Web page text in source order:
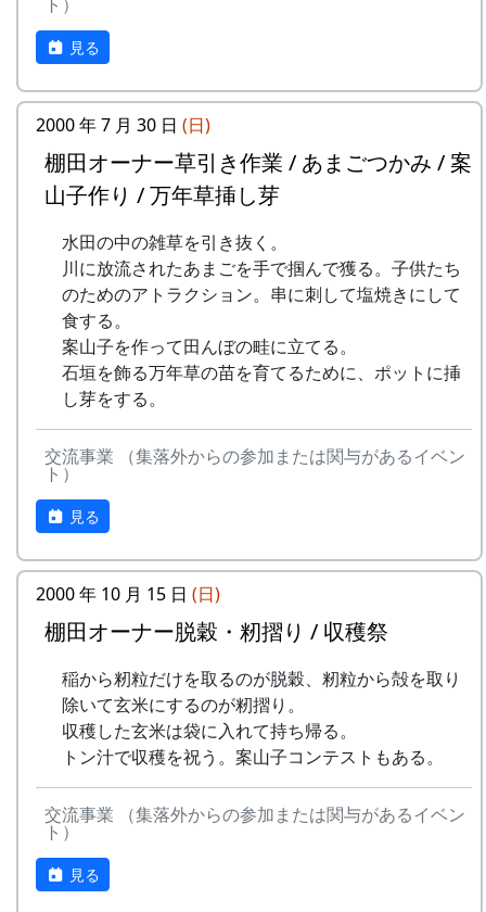
リは特においしいと評判です。
田すき、田ごしらえ、水管理、病害虫対策(3
地元農家で担当します。
実りの時期には、かかしを立てることができ
ます。
多可町の宿泊施設を安く利用できます。
多可町の特産品がもらえます(1万円相当)。
地元の新鮮な野菜を購入できます。
田植え、稲刈り時のイベントに参加できま
す。
村の秋祭りに参加して、御神酒を飲み、「ひ
きやま」を引くことができます。
岩座神棚田オーナーの義務
米づくりが始まる4月末までに会費を支払っ
ていただきます。
みずから田んぼに入って米をつくること。
自然とまじめにつきあうこと(天災などで不
岩座神の住人や他のオーナーと積極的にコミ
ュニケーションを取ること。
平成27年度棚田オーナー (2015-04-12 11:26:16)
岩座神棚田オーナーの特典
一から十までプロの指導を受け、減農薬栽培
の米づくりを体験できます。
収穫した米を全部お持ち帰りいただけます。
(100平方メートルの収穫収量は玄米で約30キ
ロです。) 清流の里、岩座神地区のコシヒカ
リは特においしいと評判です。
田すき、田ごしらえ、水管理、病害虫対策(3
回程度)、施肥、脱穀、乾燥、籾すりなどは
実りの時期には、かかしを立てることができ
多可町の宿泊施設を安く利用できます(青年
多可町の特産品がもらえます(1万円相当)。
地元の新鮮な野菜を購入できます。
田植え、稲刈り時のイベントに参加できま
す。
村の秋祭りに参加して、御神酒を飲み、「ひ
きやま」を引くことができます。
岩座神産の蕎麦粉を使って蕎麦打ち体験をす
ることができます。
見る
2000 年 7 月 30 日 (日)
棚田オーナー草引き作業 / あまごつかみ / 案
山子作り / 万年草挿し芽
水田の中の雑草を引き抜く。
川に放流されたあまごを手で掴んで獲る。子供たち
のためのアトラクション。串に刺して塩焼きにして
食する。
案山子を作って田んぼの畦に立てる。
石垣を飾る万年草の苗を育てるために、ポットに挿
し芽をする。
交流事業 （集落外からの参加または関与があるイベン
ト）
見る
2000 年 10 月 15 日 (日)
棚田オーナー脱穀・籾摺り / 収穫祭
稲から籾粒だけを取るのが脱穀、籾粒から殻を取り
除いて玄米にするのが籾摺り。
収穫した玄米は袋に入れて持ち帰る。
トン汁で収穫を祝う。案山子コンテストもある。
交流事業 （集落外からの参加または関与があるイベン
ト）
見る